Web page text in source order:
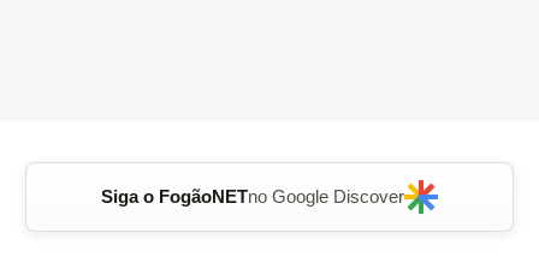
Siga o FogãoNETno Google Discover